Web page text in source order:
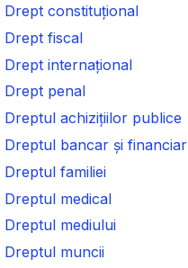
Drept constituțional
Drept fiscal
Drept internațional
Drept penal
Dreptul achizițiilor publice
Dreptul bancar și financiar
Dreptul familiei
Dreptul medical
Dreptul mediului
Dreptul muncii